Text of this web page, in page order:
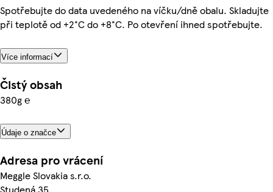
Spotřebujte do data uvedeného na víčku/dně obalu. Skladujte
při teplotě od +2°C do +8°C. Po otevření ihned spotřebujte.
Více informací
Čistý obsah
380g ℮
Údaje o značce
Adresa pro vrácení
Meggle Slovakia s.r.o.